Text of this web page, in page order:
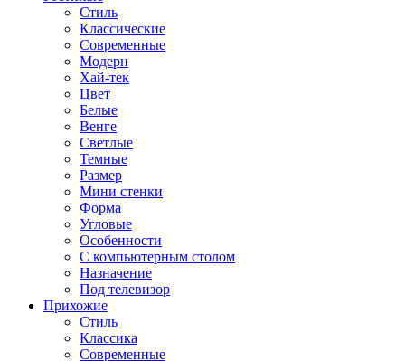
Стиль
Классические
Современные
Модерн
Хай-тек
Цвет
Белые
Венге
Светлые
Темные
Размер
Мини стенки
Форма
Угловые
Особенности
С компьютерным столом
Назначение
Под телевизор
Прихожие
Стиль
Классика
Современные